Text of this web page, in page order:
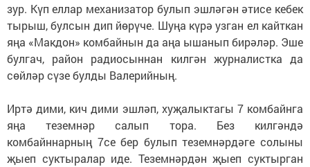
зур. Күп еллар механизатор булып эшләгән әтисе кебек
тырыш, булсын дип йөрүче. Шуңа күрә узган ел кайткан
яңа «Макдон» комбайнын да аңа ышанып бирәләр. Эше
булгач, район радиосыннан килгән журналистка да
сөйләр сүзе булды Валерийның.
Иртә дими, кич дими эшләп, хуҗалыктагы 7 комбайнга
яңа теземнәр салып тора. Без килгәндә
комбайннарның 7се бер булып теземнәрдәге солыны
җыеп суктыралар иде. Теземнәрдән җыеп суктырган